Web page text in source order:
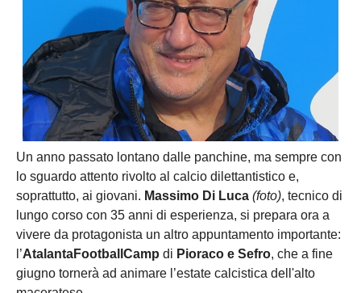
Un anno passato lontano dalle panchine, ma sempre con
lo sguardo attento rivolto al calcio dilettantistico e,
soprattutto, ai giovani. Massimo Di Luca (foto), tecnico di
lungo corso con 35 anni di esperienza, si prepara ora a
vivere da protagonista un altro appuntamento importante:
l’AtalantaFootballCamp di Pioraco e Sefro, che a fine
giugno tornerà ad animare l’estate calcistica dell'alto